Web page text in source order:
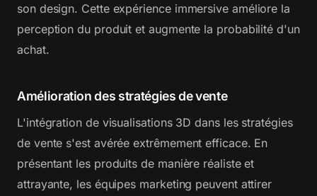
son design. Cette expérience immersive améliore la
perception du produit et augmente la probabilité d'un
achat.
Amélioration des stratégies de vente
L'intégration de visualisations 3D dans les stratégies
de vente s'est avérée extrêmement efficace. En
présentant les produits de manière réaliste et
attrayante, les équipes marketing peuvent attirer